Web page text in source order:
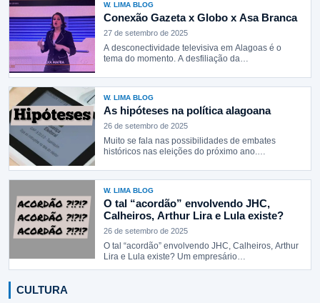
W. LIMA BLOG
Conexão Gazeta x Globo x Asa Branca
27 de setembro de 2025
A desconectividade televisiva em Alagoas é o
tema do momento. A desfiliação da…
W. LIMA BLOG
As hipóteses na política alagoana
26 de setembro de 2025
Muito se fala nas possibilidades de embates
históricos nas eleições do próximo ano.…
W. LIMA BLOG
O tal “acordão” envolvendo JHC,
Calheiros, Arthur Lira e Lula existe?
26 de setembro de 2025
O tal “acordão” envolvendo JHC, Calheiros, Arthur
Lira e Lula existe? Um empresário…
CULTURA